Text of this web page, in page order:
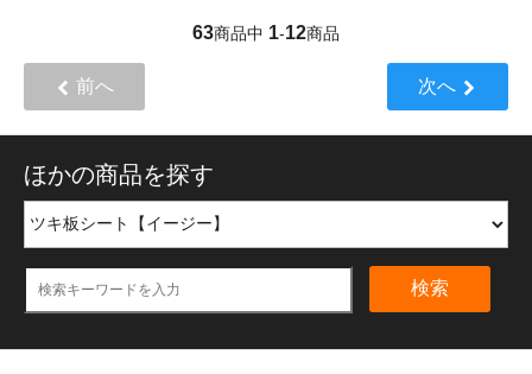
63商品中 1-12商品
前へ 次へ
ほかの商品を探す
検索